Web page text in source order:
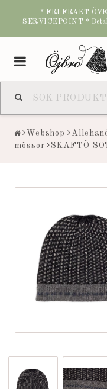
* FRI FRAKT
SERVICEPOINT *
Toggle
navigation
Webshop
mössor
SKAFTÖ